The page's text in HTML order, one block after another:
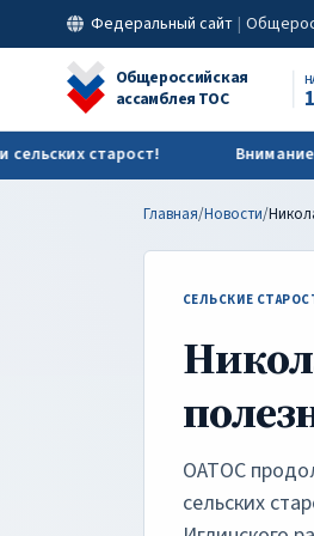
Николай Куклин: Призвание - быть
Федеральный сайт |
Общероссийская
ассамблея ТОС
Внимание! С 15
Главная/Новости/
СЕЛЬСКИЕ
ОАТОС
сельских